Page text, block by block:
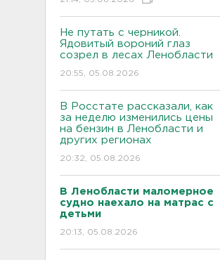
Не путать с черникой.
Ядовитый вороний глаз
созрел в лесах Ленобласти
20:55, 05.08.2026
В Росстате рассказали, как
за неделю изменились цены
на бензин в Ленобласти и
других регионах
20:32, 05.08.2026
В Ленобласти маломерное
судно наехало на матрас с
детьми
20:13, 05.08.2026